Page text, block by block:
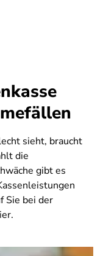
sieht, braucht
die
gibt es
Sie bei der